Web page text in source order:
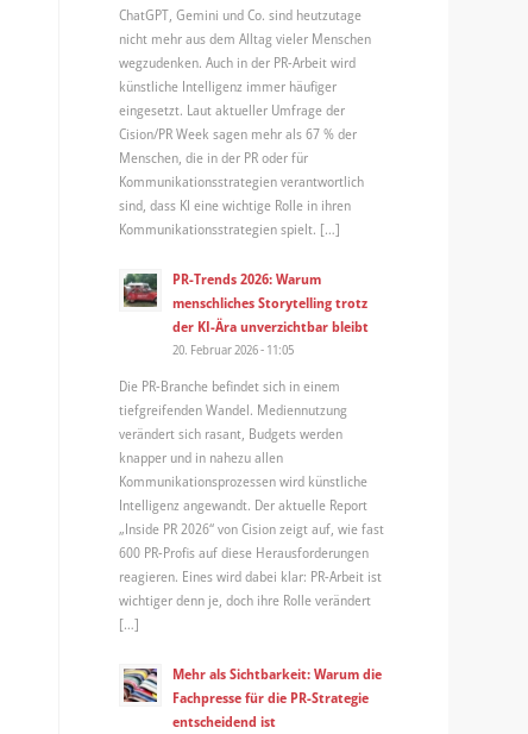
ChatGPT, Gemini und Co. sind heutzutage
nicht mehr aus dem Alltag vieler Menschen
wegzudenken. Auch in der PR-Arbeit wird
künstliche Intelligenz immer häufiger
eingesetzt. Laut aktueller Umfrage der
Cision/PR Week sagen mehr als 67 % der
Menschen, die in der PR oder für
Kommunikationsstrategien verantwortlich
sind, dass KI eine wichtige Rolle in ihren
Kommunikationsstrategien spielt. […]
PR-Trends 2026: Warum
menschliches Storytelling trotz
der KI-Ära unverzichtbar bleibt
20. Februar 2026 - 11:05
Die PR-Branche befindet sich in einem
tiefgreifenden Wandel. Mediennutzung
verändert sich rasant, Budgets werden
knapper und in nahezu allen
Kommunikationsprozessen wird künstliche
Intelligenz angewandt. Der aktuelle Report
„Inside PR 2026“ von Cision zeigt auf, wie fast
600 PR-Profis auf diese Herausforderungen
reagieren. Eines wird dabei klar: PR-Arbeit ist
wichtiger denn je, doch ihre Rolle verändert
[…]
Mehr als Sichtbarkeit: Warum die
Fachpresse für die PR-Strategie
entscheidend ist